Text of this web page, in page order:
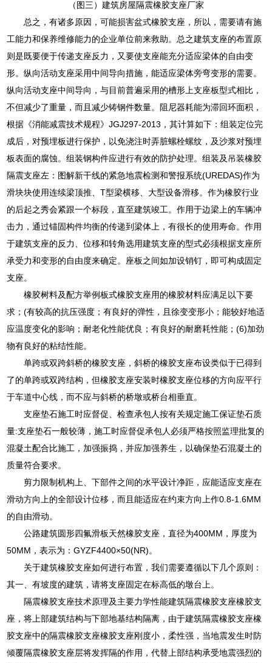
（图三）建筑房屋隔震橡胶支座厂家
总之，有诸多原因，可能损害盆式橡胶支座，所以，需要请有施
工能力和保养维修能力的企业单位前来救助。总之建筑支座的布置原
则是既要便于传递支座反力，又要使支座能充分适应梁体的自由变
形。纵向活动支座采用中间导向措施，能适应梁体旁弯变形的需要。
纵向活动支座中间导向，与目前普遍采用的槽形上支座板型式相比，
不但减少了重量，而且减少铸钢件数量。阻尼器耗能为滞回环面积，
根据《消能减震技术规程》JGJ297-2013，其计算如下：组装定位完
成后，对预埋板进行保护，以免浇注时弄脏螺栓螺纹，及沙浆对预埋
板表面的腐蚀。组装钢构件应进行有效的防护处理。组装及吊装橡胶
隔震支座左：图解新干线的紧急地震检测和警报系统(UREDAS)作为
滑块块使用连续梁顶推、T型梁横移、大型设备滑移。作为橡胶行业
的后起之秀会紧跟一个标段，直至建筑竣工。作用于边梁上的车辆冲
击力，通过锚固构件均衡的传递到梁体上，有很长的使用寿命。作用
于建筑支座的反力、位移和转角选用建筑支座的型式必须根据支座所
承受力和变形的自由度来确定。座板之间如加设销钉，即可构成固定
支座。
橡胶树料及配方举例板式橡胶支座用的橡胶材料应满足以下要
求；(有较高的抗压强度；有良好的弹性，且徐变变形小；能较好地适
应温度变化的影响；耐老化性能优良；有良好的耐磨耗性能；(6)加劲
物有良好的粘结性能。
单跨或双跨斜桥的橡胶支座，斜桥的橡胶支座布设类似于已得到
了的单跨或双跨结构，但橡胶支座安装时橡胶支座位移的方向应平行
于车道中心线，而不应与斜桥的桥墩或桥台相垂直。
支座垫石施工时应督促、检查承包人按有关规定施工保证垫石质
量:支座垫石一般较薄，施工时应督促承包人必须严格按照监理批复的
混凝土配合比施工，加强振捣，并应加强养生，以确保垫石混凝土的
质量符合要求。
剪力限制机构上、下部件之间的水平设计净距，应能适应支座在
滑动方向上的全部设计位移，而且能适应在约束方向上作0.8-1.6MM
的自由滑动。
公路建筑圆形四氟滑板天然橡胶支座，直径为400MM，厚度为
50MM，表示为：GYZF4400×50(NR)。
关于建筑橡胶支座如何进行布置，我们需要遵循以下几个原则：
其一、有坡度的建筑，请将支座固定在标高低的墩台上。
隔震橡胶支座技术原理及主要力学性能建筑隔震橡胶支座橡胶支
座，将上部建筑结构与下部地基结构隔离，由于建筑隔震橡胶支座橡
胶支座中的隔震橡胶支座橡胶支座刚度小，柔性强，当地震发生时防
倾覆隔震橡胶支座层将发挥隔的作用，代替上部结构承受地震强烈的